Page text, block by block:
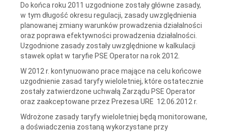
Do końca roku 2011 uzgodnione zostały główne zasady,
w tym długość okresu regulacji, zasady uwzględnienia
planowanej zmiany warunków prowadzenia działalności
oraz poprawa efektywności prowadzenia działalności.
Uzgodnione zasady zostały uwzględnione w kalkulacji
stawek opłat w taryfie PSE Operator na rok 2012.
W 2012 r. kontynuowano prace mające na celu końcowe
uzgodnienie zasad taryfy wieloletniej, które ostatecznie
zostały zatwierdzone uchwałą Zarządu PSE Operator
oraz zaakceptowane przez Prezesa URE 12.06.2012 r.
Wdrożone zasady taryfy wieloletniej będą monitorowane,
a doświadczenia zostaną wykorzystane przy